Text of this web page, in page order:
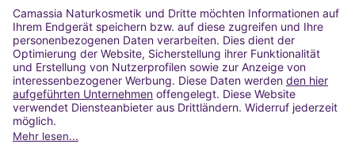
Impressum
Allgemeine Geschäftsbedingungen
Datenschutzerklärung Camassia
Widerrufsbelehrung
Copyright 2020 | Alle Rechte vorbehalten